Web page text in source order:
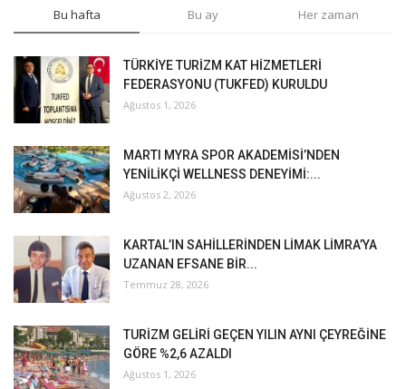
Bu hafta Bu ay Her zaman
TÜRKİYE TURİZM KAT HİZMETLERİ
FEDERASYONU (TUKFED) KURULDU
Ağustos 1, 2026
MARTI MYRA SPOR AKADEMİSİ’NDEN
YENİLİKÇİ WELLNESS DENEYİMİ:...
Ağustos 2, 2026
KARTAL’IN SAHİLLERİNDEN LİMAK LİMRA’YA
UZANAN EFSANE BİR...
Temmuz 28, 2026
TURİZM GELİRİ GEÇEN YILIN AYNI ÇEYREĞİNE
GÖRE %2,6 AZALDI
Ağustos 1, 2026